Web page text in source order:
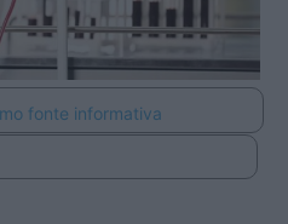
fonte informativa